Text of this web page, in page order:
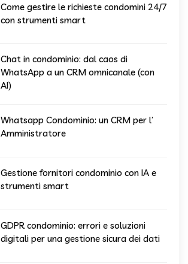
Come gestire le richieste condomini 24/7
con strumenti smart
Chat in condominio: dal caos di
WhatsApp a un CRM omnicanale (con
AI)
Whatsapp Condominio: un CRM per l’
Amministratore
Gestione fornitori condominio con IA e
strumenti smart
GDPR condominio: errori e soluzioni
digitali per una gestione sicura dei dati